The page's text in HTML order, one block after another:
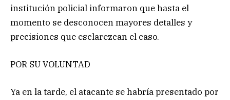
institución policial informaron que hasta el
momento se desconocen mayores detalles y
precisiones que esclarezcan el caso.
POR SU VOLUNTAD
Ya en la tarde, el atacante se habría presentado por